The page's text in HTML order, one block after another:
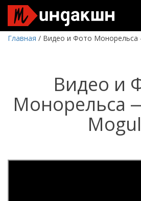
Главная / Видео и Фото Монорельса
Видео и
Монорельса
Mogul